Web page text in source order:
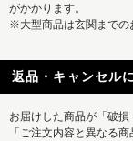
がかかります。
※大型商品は玄関までの
返品・キャンセル
お届けした商品が「破損
「ご注文内容と異なる